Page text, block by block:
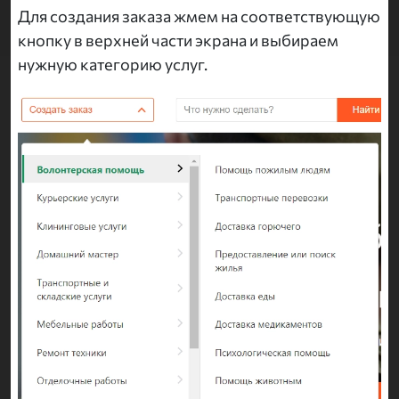
Для создания заказа жмем на соответствующую
кнопку в верхней части экрана и выбираем
нужную категорию услуг.